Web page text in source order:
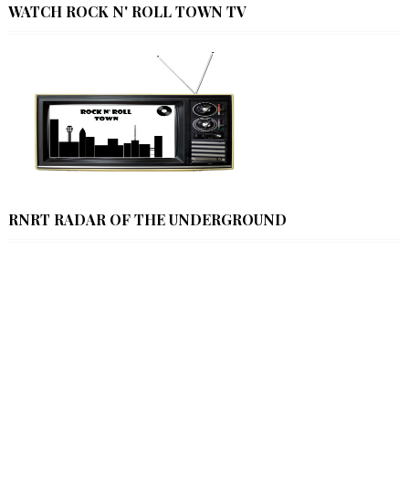
WATCH ROCK N' ROLL TOWN TV
RNRT RADAR OF THE UNDERGROUND